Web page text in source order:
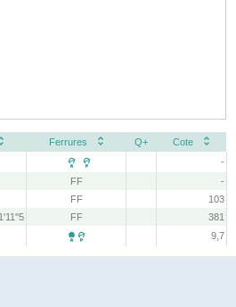
Ferrures Q+
Cote
 
-
FF
-
FF
103
1'11''5 FF
381
 9,7